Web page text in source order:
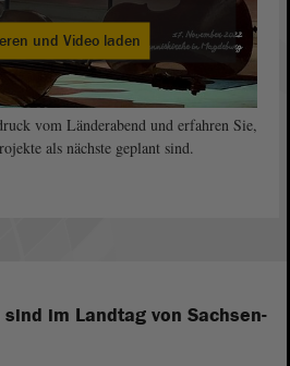
und Video laden
vom Länderabend und erfahren Sie,
als nächste geplant sind.
im Landtag von Sachsen-